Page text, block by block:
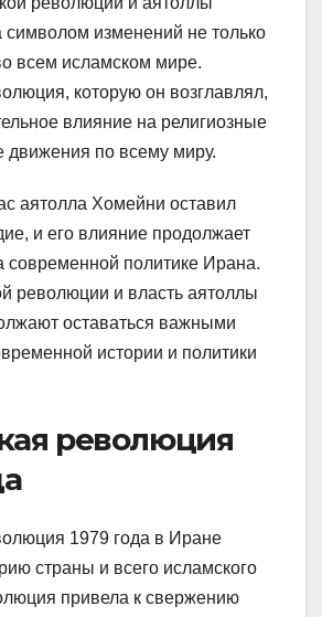
символом изменений не только
всем исламском мире.
которую он возглавлял,
влияние на религиозные
движения по всему миру.
аятолла Хомейни оставил
и его влияние продолжает
современной политике Ирана.
революции и власть аятоллы
оставаться важными
истории и политики
революция
1979 года в Иране
страны и всего исламского
привела к свержению